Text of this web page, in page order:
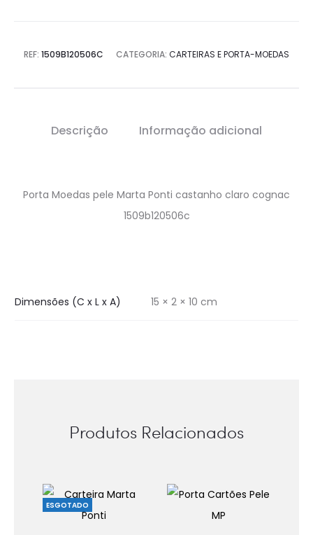
REF: 1509B120506C CATEGORIA: CARTEIRAS E PORTA-MOEDAS
Descrição Informação adicional
Porta Moedas pele Marta Ponti castanho claro cognac
1509b120506c
Dimensões (C x L x A) 15 × 2 × 10 cm
Produtos Relacionados
ESGOTADO